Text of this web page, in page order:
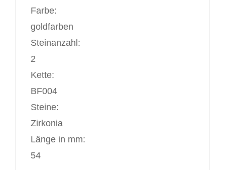
Farbe:
goldfarben
Steinanzahl:
2
Kette:
BF004
Steine:
Zirkonia
Länge in mm:
54